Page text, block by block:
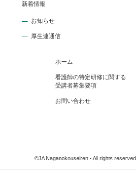
新着情報
お知らせ
厚生連通信
ホーム
看護師の特定研修に関する
受講者募集要項
お問い合わせ
©JA Naganokouseiren - All rights reserved